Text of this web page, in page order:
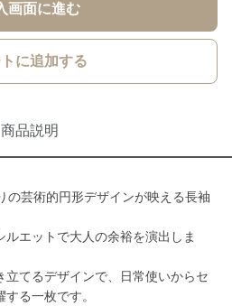
画面に進む
に追加する
商品説明
の芸術的円形デザインが映える長袖
エットで大人の余裕を演出しま
立てるデザインで、日常使いからセ
る一枚です。